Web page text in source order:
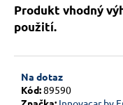
Produkt vhodný
použití.
Na dotaz
Kód:89590